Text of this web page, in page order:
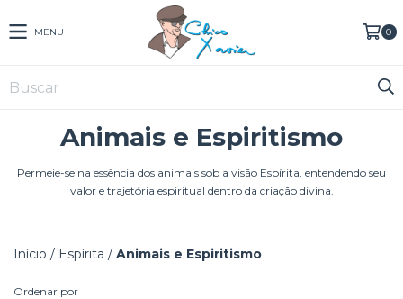
MENU 0
Animais e Espiritismo
Permeie-se na essência dos animais sob a visão Espírita, entendendo seu
valor e trajetória espiritual dentro da criação divina.
Início / Espírita / Animais e Espiritismo
Ordenar por